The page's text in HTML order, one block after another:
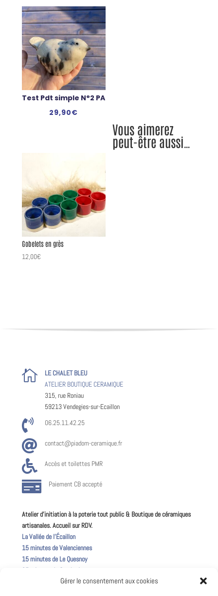
Gérer le consentement aux cookies
Test Pdt simple N°2 PA
29,90€
Vous aimerez
peut-être aussi…
Gobelets en grès
12,00€

LE CHALET BLEU
ATELIER BOUTIQUE CERAMIQUE
315, rue Roniau
59213 Vendegies-sur-Ecaillon
 06.25.11.42.25
 contact@piadom-ceramique.fr
 Accès et toilettes PMR
 Paiement CB accepté
Atelier d’initiation à la poterie tout public & Boutique de céramiques
artisanales. Accueil sur RDV.
La Vallée de l’Écaillon
15 minutes de Valenciennes
15 minutes de Le Quesnoy
25 minutes de Cambrai
50 minutes de Lille